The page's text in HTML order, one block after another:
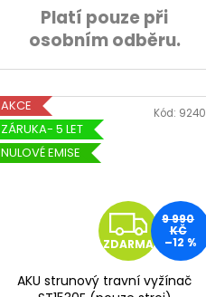
Platí pouze při
osobním odběru.
AKCE
ZÁRUKA- 5 LET
NULOVÉ EMISE
Z
D
ZDARMA
9 990
KČ
–12 %
AKU strunový travní vyžínač
Kód: 9240